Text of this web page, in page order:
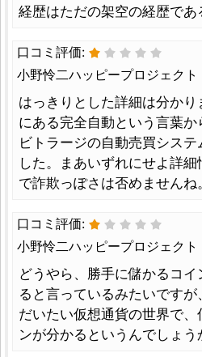
経歴はただの架空の経歴であ
口コミ評価:
小野怜二ハッピープロジェク
はっきりとした詳細は分か
にある完全自動という言葉
ビトラージの自動売買シス
した。まあいずれにせよ詳
で詐欺っぽさは否めませんね。
口コミ評価:
小野怜二ハッピープロジェク
どうやら、勝手に儲かるコ
ると言っているみたいですが
だいたい仮想通貨の世界で、
ンが分かるというんでしょう